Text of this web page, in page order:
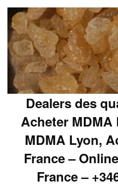
Dealers des
Acheter MDMA
MDMA Lyon,
France –
France –